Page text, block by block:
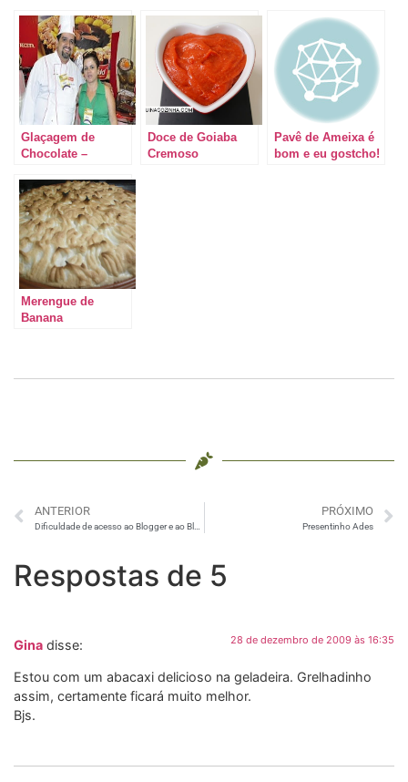
Glaçagem de
Chocolate –
no Nordeste
Culinária
Doce de Goiaba
Cremoso
Pavê de Ameixa é
bom e eu gostcho!
Merengue de
Banana
ANTERIOR PRÓXIMO
Presentinho Ades
Respostas de 5
Gina disse: 28 de dezembro de 2009 às 16:35
Estou com um abacaxi delicioso na geladeira. Grelhadinho
assim, certamente ficará muito melhor.
Bjs.